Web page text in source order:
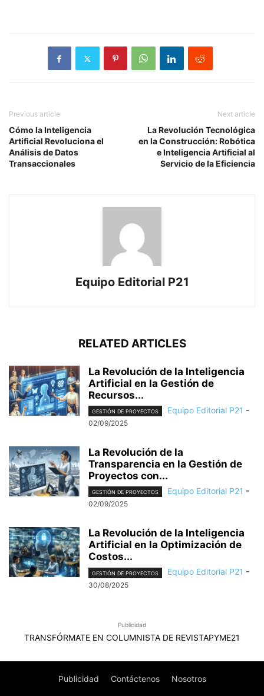
Previous article
Cómo la Inteligencia
Artificial Revoluciona el
Análisis de Datos
Transaccionales
Next article
La Revolución Tecnológica
en la Construcción: Robótica
e Inteligencia Artificial al
Servicio de la Eficiencia
Equipo Editorial P21
RELATED ARTICLES
La Revolución de la Inteligencia
Artificial en la Gestión de
Recursos...
GESTIÓN DE PROYECTOS Equipo Editorial P21 -
02/09/2025
La Revolución de la
Transparencia en la Gestión de
Proyectos con...
GESTIÓN DE PROYECTOS Equipo Editorial P21 -
02/09/2025
La Revolución de la Inteligencia
Artificial en la Optimización de
Costos...
GESTIÓN DE PROYECTOS Equipo Editorial P21 -
30/08/2025
Publicidad
TRANSFÓRMATE EN COLUMNISTA DE REVISTAPYME21
Publicidad Contáctenos Nosotros